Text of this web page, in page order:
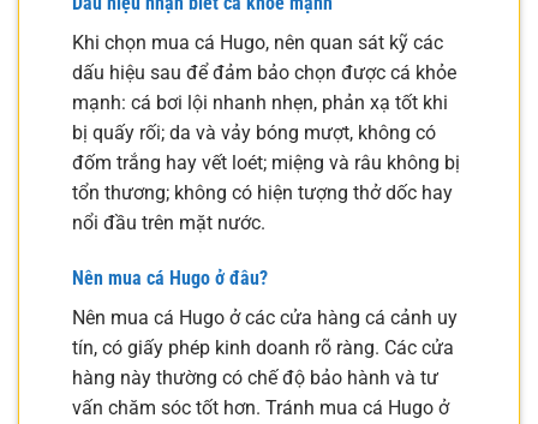
Khi chọn mua cá Hugo, nên quan sát kỹ các
dấu hiệu sau để đảm bảo chọn được cá khỏe
mạnh: cá bơi lội nhanh nhẹn, phản xạ tốt khi
bị quấy rối; da và vảy bóng mượt, không có
đốm trắng hay vết loét; miệng và râu không bị
tổn thương; không có hiện tượng thở dốc hay
nổi đầu trên mặt nước.
Nên mua cá Hugo ở đâu?
Nên mua cá Hugo ở các cửa hàng cá cảnh uy
tín, có giấy phép kinh doanh rõ ràng. Các cửa
hàng này thường có chế độ bảo hành và tư
vấn chăm sóc tốt hơn. Tránh mua cá Hugo ở